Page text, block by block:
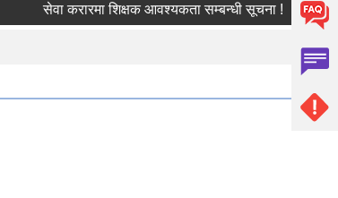
सेवा करारमा शिक्षक आवश्‍यकता सम्बन्धी सूचना !